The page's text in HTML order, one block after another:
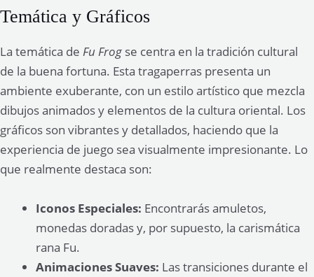
Temática y Gráficos
La temática de Fu Frog se centra en la tradición cultural
de la buena fortuna. Esta tragaperras presenta un
ambiente exuberante, con un estilo artístico que mezcla
dibujos animados y elementos de la cultura oriental. Los
gráficos son vibrantes y detallados, haciendo que la
experiencia de juego sea visualmente impresionante. Lo
que realmente destaca son:
Iconos Especiales: Encontrarás amuletos,
monedas doradas y, por supuesto, la carismática
rana Fu.
Animaciones Suaves: Las transiciones durante el